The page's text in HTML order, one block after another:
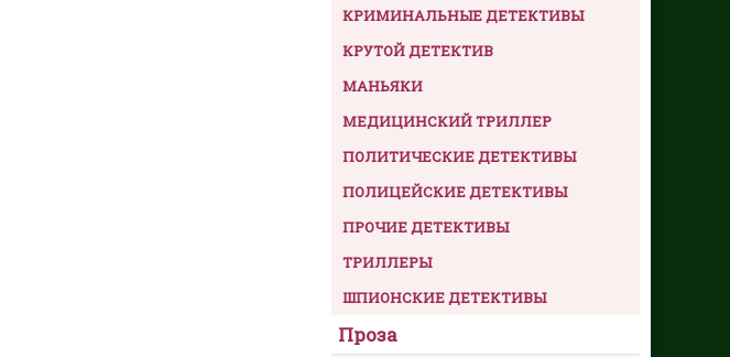
КРИМИНАЛЬНЫЕ ДЕТЕКТИВЫ
КРУТОЙ ДЕТЕКТИВ
МАНЬЯКИ
МЕДИЦИНСКИЙ ТРИЛЛЕР
ПОЛИТИЧЕСКИЕ ДЕТЕКТИВЫ
ПОЛИЦЕЙСКИЕ ДЕТЕКТИВЫ
ПРОЧИЕ ДЕТЕКТИВЫ
ТРИЛЛЕРЫ
ШПИОНСКИЕ ДЕТЕКТИВЫ
Проза